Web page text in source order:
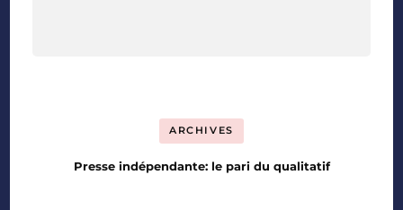
ARCHIVES
Presse indépendante: le pari du qualitatif